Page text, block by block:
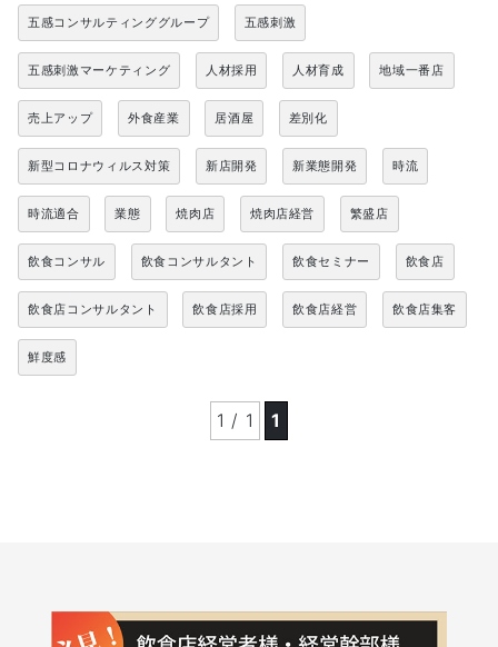
五感コンサルティンググループ 五感刺激
五感刺激マーケティング 人材採用 人材育成 地域一番店
売上アップ 外食産業 居酒屋 差別化
新型コロナウィルス対策 新店開発 新業態開発 時流
時流適合 業態 焼肉店 焼肉店経営 繁盛店
飲食コンサル 飲食コンサルタント 飲食セミナー 飲食店
飲食店コンサルタント 飲食店採用 飲食店経営 飲食店集客
鮮度感
1 / 1 1